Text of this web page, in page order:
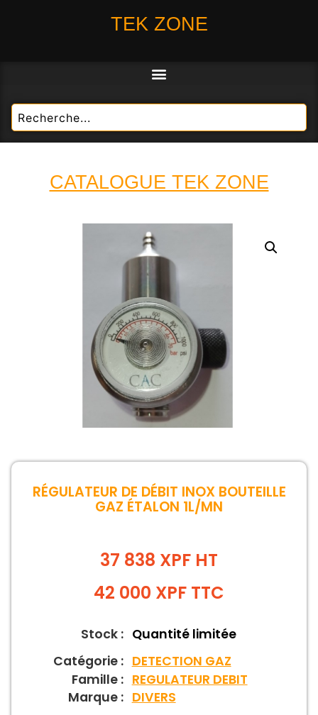
TEK ZONE
CATALOGUE TEK ZONE
RÉGULATEUR DE DÉBIT INOX BOUTEILLE
GAZ ÉTALON 1L/MN
37 838 XPF HT
42 000 XPF TTC
Stock : Quantité limitée
Catégorie : DETECTION GAZ
Famille : REGULATEUR DEBIT
Marque : DIVERS